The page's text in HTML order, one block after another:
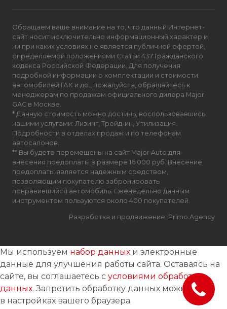
Обращаем ваше внимание на то, что данный Интернет-
сайт носит исключительно информационный характер и
ни при каких условиях не является публичной офертой,
определяемой положениями Статьи 437 Гражданского
кодекса Российской Федерации. Для получения
подробной информации о комплектации и стоимости
автомобилей ГАК и др., пожалуйста, обращайтесь к
менеджерам по продажам официального дилера Major
GAC в Москве.
* Данную стоимость можно достичь, воспользовавшись
нашими услугами: Лизинг, Трейд-ин, Утилизация.
Подробности в отделах продаж и по телефонам
автосалонов.
** Вы будете перемещены на сайт Major Auto для
внесения предоплаты в размере 16 000 руб. Внесение
предоплаты является надежным средством,
позволяющим покупателю забронировать
понравившийся автомобиль. Еженедельно данным
инструментом пользуются около 400 покупателей.
Разработка и продвижение: Primo.Agency
Мы используем набор данных и электронные
данные для улучшения работы сайта. Оставаясь на
сайте, вы соглашаетесь с условиями обработки
данных. Запретить обработку данных можно
в настройках вашего браузера.